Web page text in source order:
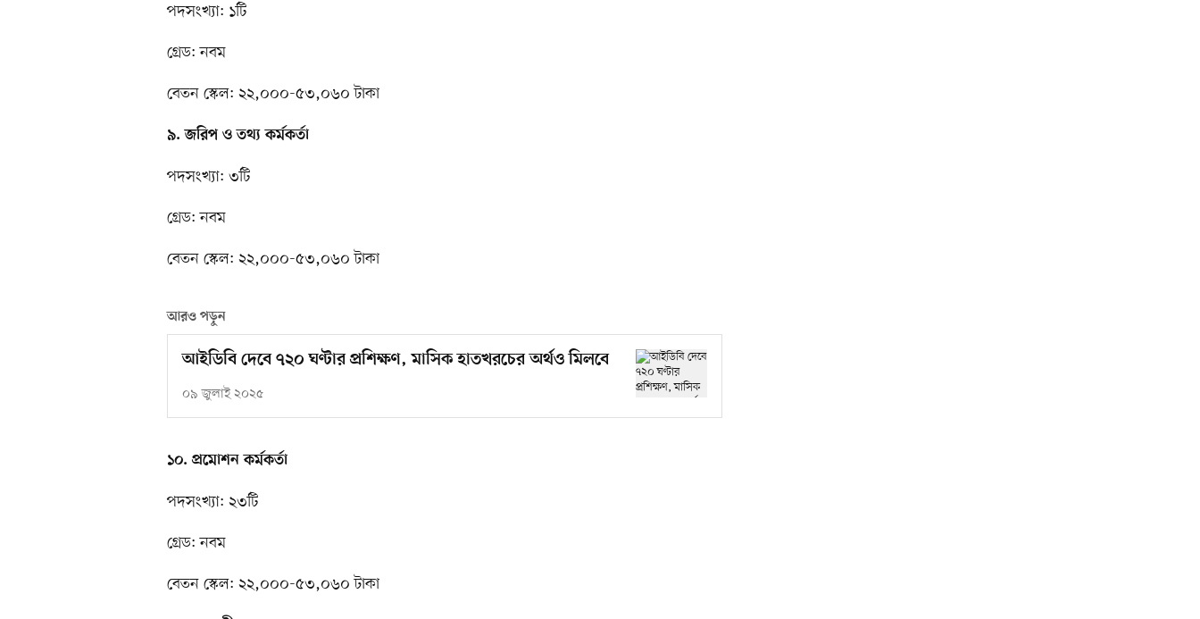
পদসংখ্যা: ১টি
গ্রেড: নবম
বেতন স্কেল: ২২,০০০-৫৩,০৬০ টাকা
৯. জরিপ ও তথ্য কর্মকর্তা
পদসংখ্যা: ৩টি
গ্রেড: নবম
বেতন স্কেল: ২২,০০০-৫৩,০৬০ টাকা
আরও পড়ুন
আইডিবি দেবে ৭২০ ঘণ্টার প্রশিক্ষণ, মাসিক হাতখরচের অর্থও মিলবে
০৯ জুলাই ২০২৫
১০. প্রমোশন কর্মকর্তা
পদসংখ্যা: ২৩টি
গ্রেড: নবম
বেতন স্কেল: ২২,০০০-৫৩,০৬০ টাকা